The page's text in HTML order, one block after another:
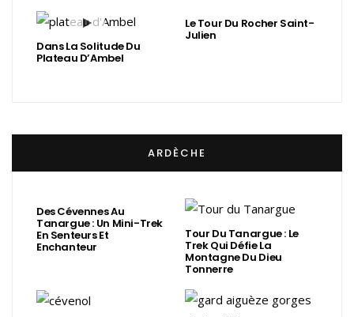
Dans La Solitude Du
Plateau D’Ambel
Le Tour Du Rocher Saint-
Julien
ARDÈCHE
Des Cévennes Au
Tanargue : Un Mini-Trek
En Senteurs Et
Enchanteur
Tour Du Tanargue : Le
Trek Qui Défie La
Montagne Du Dieu
Tonnerre